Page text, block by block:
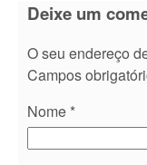
Deixe um
O seu endereço
Campos
Nome *